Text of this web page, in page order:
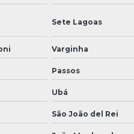
Sete Lagoas
Varginha
Passos
Ubá
São João del Rei